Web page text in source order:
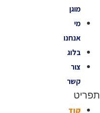
מוגן
מי
אנחנו
בלוג
צור
קשר
תפריט
קוד